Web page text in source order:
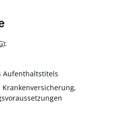
:
Aufenthaltstitels